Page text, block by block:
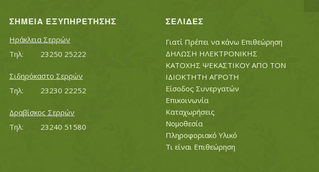
ΣΗΜΕΊΑ ΕΞΥΠΗΡΈΤΗΣΗΣ
Ηράκλεια Σερρών
Τηλ:		23250 25222
Σιδηρόκαστο Σερρών
Τηλ:		23230 22252
Δραβίσκος Σερρών
Τηλ:		23240 51580
ΣΕΛΊΔΕΣ
Γιατί Πρέπει να κάνω Επιθεώρηση
ΔΗΛΩΣΗ ΗΛΕΚΤΡΟΝΙΚΗΣ
ΚΑΤΟΧΗΣ ΨΕΚΑΣΤΙΚΟΥ ΑΠΟ ΤΟΝ
ΙΔΙΟΚΤΗΤΗ ΑΓΡΟΤΗ
Είσοδος Συνεργατών
Επικοινωνία
Καταχωρήσεις
Νομοθεσία
Πληροφοριακό Υλικό
Τι είναι Επιθεώρηση